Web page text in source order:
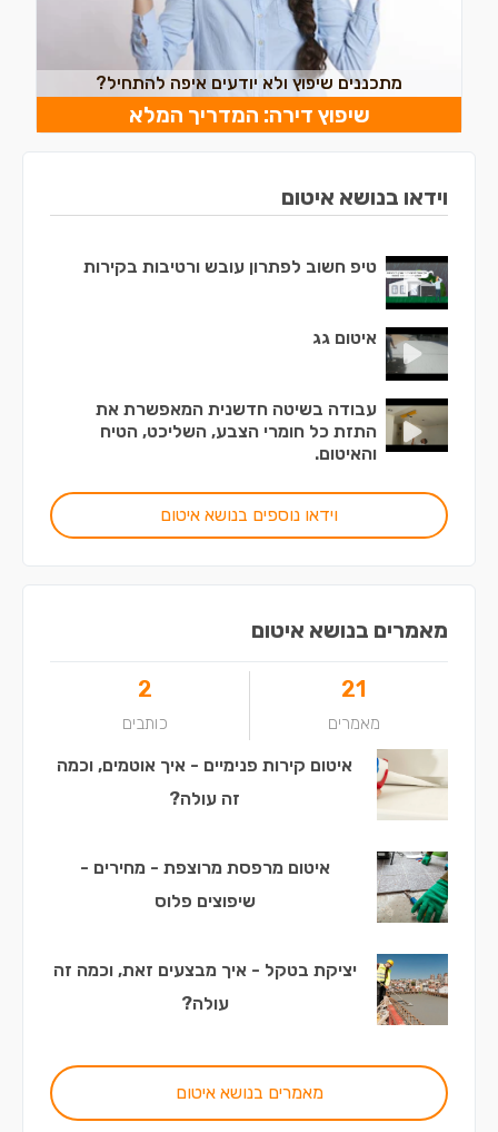
מתכננים שיפוץ ולא יודעים איפה להתחיל?
שיפוץ דירה: המדריך המלא
וידאו בנושא איטום
טיפ חשוב לפתרון עובש ורטיבות בקירות
איטום גג
עבודה בשיטה חדשנית המאפשרת את
התזת כל חומרי הצבע, השליכט, הטיח
והאיטום.
וידאו נוספים בנושא איטום
מאמרים בנושא איטום
21
מאמרים
2
כותבים
איטום קירות פנימיים - איך אוטמים, וכמה
זה עולה?
איטום מרפסת מרוצפת - מחירים -
שיפוצים פלוס
יציקת בטקל - איך מבצעים זאת, וכמה זה
עולה?
מאמרים בנושא איטום